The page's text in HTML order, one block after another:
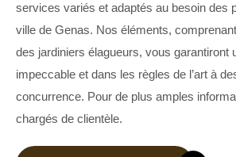
services variés et adaptés au besoin des
ville de Genas. Nos éléments,
des jardiniers élagueurs, vous garantiront
impeccable et dans les règles de l’art à
concurrence. Pour de plus amples
chargés de clientèle.